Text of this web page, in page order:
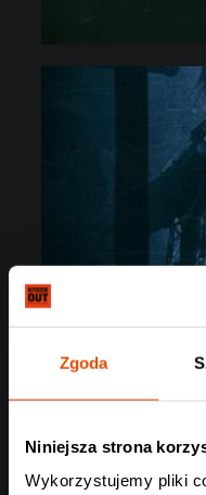
Zgoda
Niniejsza strona
Wykorzystujemy pliki